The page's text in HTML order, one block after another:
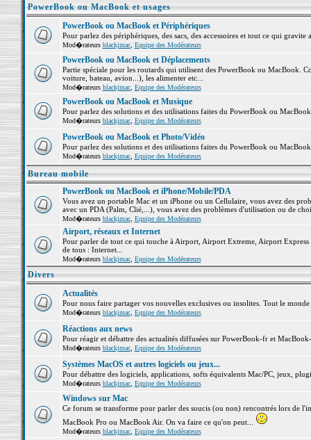
PowerBook ou MacBook et usages
PowerBook ou MacBook et Périphériques
Pour parlez des périphériques, des sacs, des accessoires et tout ce qui
Mod�rateurs blackjmac, Equipe des Modérateurs
PowerBook ou MacBook et Déplacements
Partie spéciale pour les routards qui utilisent des PowerBook ou MacBook.
voiture, bateau, avion...), les alimenter etc...
Mod�rateurs blackjmac, Equipe des Modérateurs
PowerBook ou MacBook et Musique
Pour parlez des solutions et des utilisations faites du PowerBook ou
Mod�rateurs blackjmac, Equipe des Modérateurs
PowerBook ou MacBook et Photo/Vidéo
Pour parlez des solutions et des utilisations faites du PowerBook ou
Mod�rateurs blackjmac, Equipe des Modérateurs
Bureau mobile
PowerBook ou MacBook et iPhone/Mobile/PDA
Vous avez un portable Mac et un iPhone ou un Cellulaire, vous avez des
avec un PDA (Palm, Clié,...), vous avez des problèmes d'utilisation ou de
Mod�rateurs blackjmac, Equipe des Modérateurs
Airport, réseaux et Internet
Pour parler de tout ce qui touche à Airport, Airport Extreme, Airport
de tous : Internet...
Mod�rateurs blackjmac, Equipe des Modérateurs
Divers
Actualités
Pour nous faire partager vos nouvelles exclusives ou insolites. Tout le
Mod�rateurs blackjmac, Equipe des Modérateurs
Réactions aux news
Pour réagir et débattre des actualités diffusées sur PowerBook-fr et
Mod�rateurs blackjmac, Equipe des Modérateurs
Systèmes MacOS et autres logiciels ou jeux...
Pour débattre des logiciels, applications, softs équivalents Mac/PC, jeux,
Mod�rateurs blackjmac, Equipe des Modérateurs
Windows sur Mac
Ce forum se transforme pour parler des soucis (ou non) rencontrés lors de
MacBook Pro ou MacBook Air. On va faire ce qu'on peut...
Mod�rateurs blackjmac, Equipe des Modérateurs